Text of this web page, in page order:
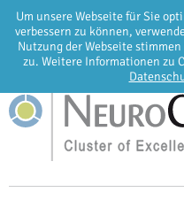
Um unsere Webseite für Sie
verbessern zu können,
Nutzung der Webseite
zu. Weitere Informationen zu
EN DE